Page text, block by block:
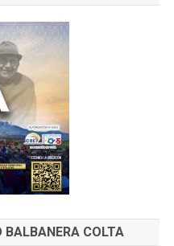
BALBANERA COLTA